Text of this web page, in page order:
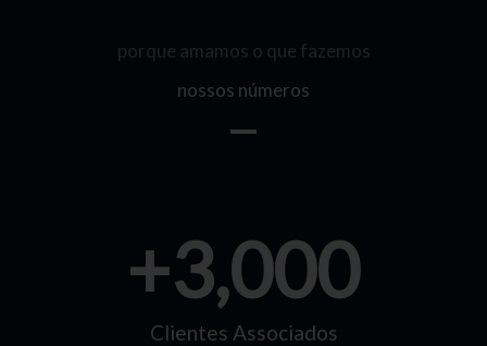
porque amamos o que fazemos
nossos números
Clientes Associados
+3,000